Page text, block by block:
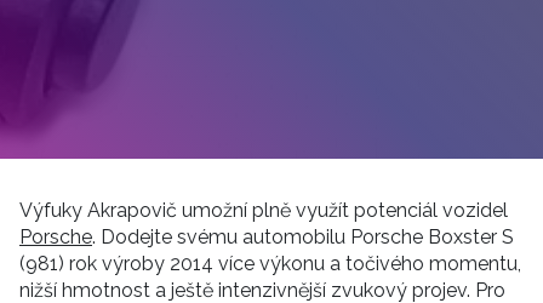
Výfuky Akrapovič umožní plně využít potenciál vozidel
Porsche. Dodejte svému automobilu Porsche Boxster S
(981) rok výroby 2014 více výkonu a točivého momentu,
nižší hmotnost a ještě intenzivnější zvukový projev. Pro